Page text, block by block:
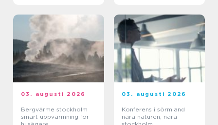
03. augusti 2026
Bergvärme stockholm
smart uppvärmning för
03. augusti 2026
Konferens i sörmland
nära naturen, nära